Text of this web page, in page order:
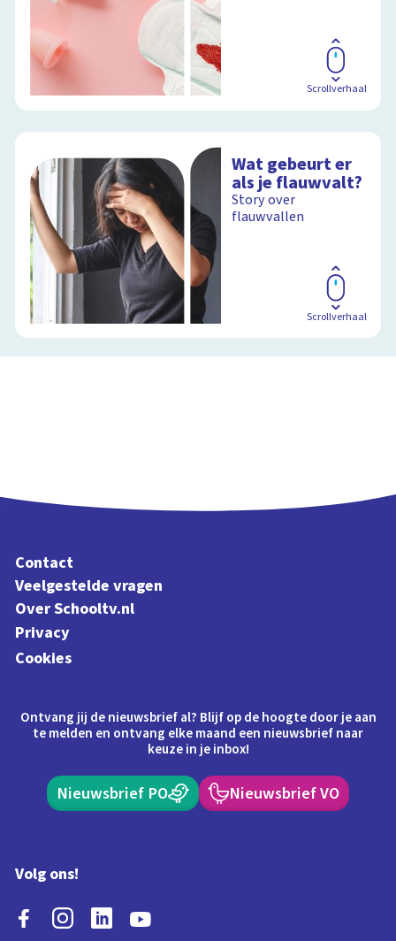
Scrollverhaal
Wat gebeurt er
als je flauwvalt?
Story over
flauwvallen
Scrollverhaal
Contact
Veelgestelde vragen
Over Schooltv.nl
Privacy
Cookies
Ontvang jij de nieuwsbrief al? Blijf op de hoogte door je aan
te melden en ontvang elke maand een nieuwsbrief naar
keuze in je inbox!
Nieuwsbrief PO Nieuwsbrief VO
Volg ons!